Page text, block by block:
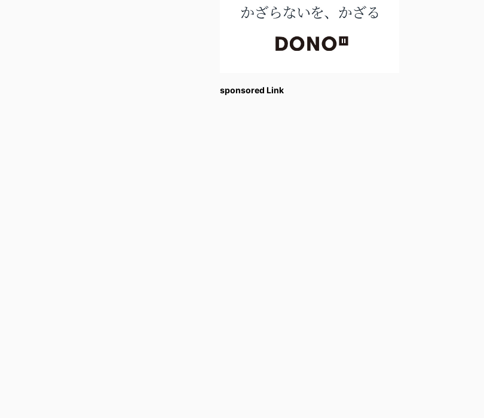
sponsored Link